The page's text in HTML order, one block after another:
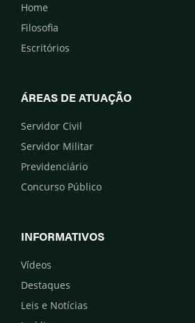
Home
Filosofia
Escritórios
ÁREAS DE ATUAÇÃO
Servidor Civil
Servidor Militar
Previdenciário
Concurso Público
INFORMATIVOS
Vídeos
Destaques
Leis e Notícias